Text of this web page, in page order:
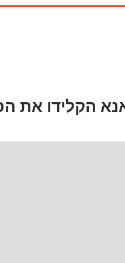
הקלידו את